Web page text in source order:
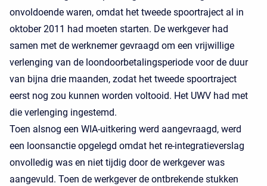
onvoldoende waren, omdat het tweede spoortraject al in
oktober 2011 had moeten starten. De werkgever had
samen met de werknemer gevraagd om een vrijwillige
verlenging van de loondoorbetalingsperiode voor de duur
van bijna drie maanden, zodat het tweede spoortraject
eerst nog zou kunnen worden voltooid. Het UWV had met
die verlenging ingestemd.
Toen alsnog een WIA-uitkering werd aangevraagd, werd
een loonsanctie opgelegd omdat het re-integratieverslag
onvolledig was en niet tijdig door de werkgever was
aangevuld. Toen de werkgever de ontbrekende stukken